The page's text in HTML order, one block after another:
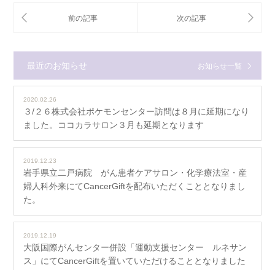
最近のお知らせ お知らせ一覧
2020.02.26
３/２６株式会社ポケモンセンター訪問は８月に延期になり
ました。ココカラサロン３月も延期となります
2019.12.23
岩手県立二戸病院 がん患者ケアサロン・化学療法室・産
婦人科外来にてCancerGiftを配布いただくこととなりまし
た。
2019.12.19
大阪国際がんセンター併設「運動支援センター ルネサン
ス」にてCancerGiftを置いていただけることとなりました